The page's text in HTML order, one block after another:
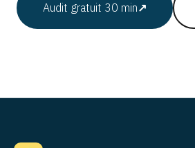
Audit gratuit 30 min↗